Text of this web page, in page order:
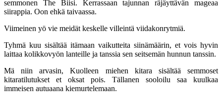
semmonen The Biisi. Kerrassaan tajunnan räjäyttävän mageaa
siirappia. Oon ehkä taivaassa.
Viimeinen yö vie meidät keskelle villeintä viidakonrytmiä.
Tyhmä kuu sisältää itämaan vaikutteita siinämäärin, et vois hyvin
laittaa kolikkovyön lanteille ja tanssia sen seitsemän hunnun tanssin.
Mä niin arvasin, Kuolleen miehen kitara sisältää semmoset
kitaratilutukset et oksat pois. Tällanen sooloilu saa kuulkaa
immeisen autuaana kiemurtelemaan.